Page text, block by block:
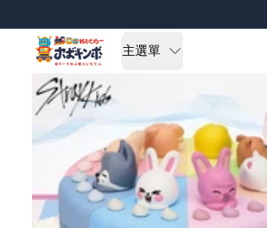
主選單